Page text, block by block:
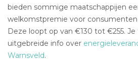
bieden sommige maatschappijen
welkomstpremie voor
Deze loopt op van €130 tot €255.
uitgebreide info over
Warnsveld.